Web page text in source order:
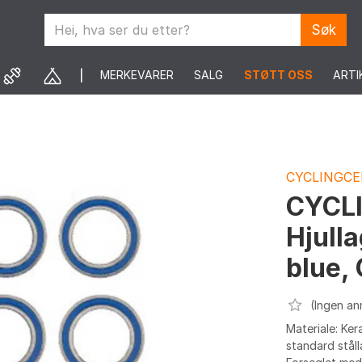
Søk
MERKEVARER SALG STØTT OSS
blue,
(Ingen
Materiale:
standard